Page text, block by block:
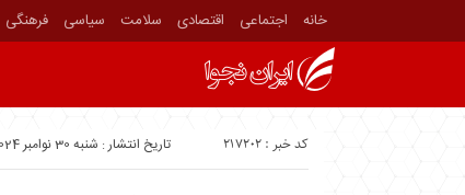
خانه اجتماعی اقتصادی سلامت سیاسی فرهنگی
تاریخ انتشار : شنبه 30 نوامبر 2024 - 8:49 کد خبر : 217202